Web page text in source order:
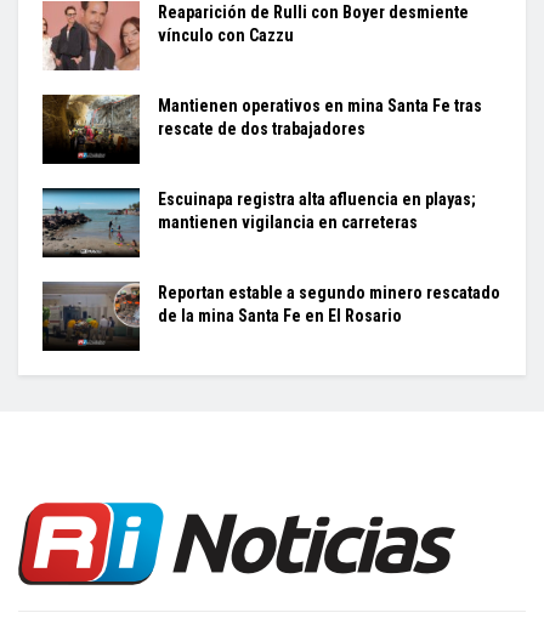
Reaparición de Rulli con Boyer desmiente
vínculo con Cazzu
Mantienen operativos en mina Santa Fe tras
rescate de dos trabajadores
Escuinapa registra alta afluencia en playas;
mantienen vigilancia en carreteras
Reportan estable a segundo minero rescatado
de la mina Santa Fe en El Rosario